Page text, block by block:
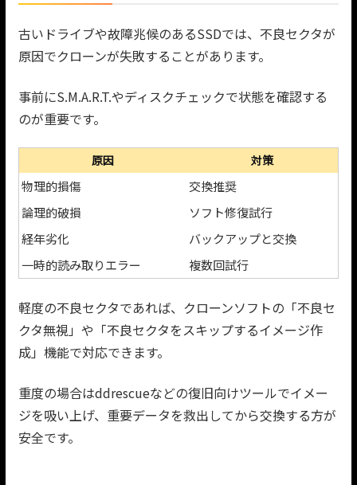
古いドライブや故障兆候のあるSSDでは、不良セクタが
原因でクローンが失敗することがあります。
事前にS.M.A.R.T.やディスクチェックで状態を確認する
のが重要です。
原因 対策
物理的損傷
交換推奨
論理的破損
ソフト修復試行
経年劣化
バックアップと交換
一時的読み取りエラー
複数回試行
軽度の不良セクタであれば、クローンソフトの「不良セ
クタ無視」や「不良セクタをスキップするイメージ作
成」機能で対応できます。
重度の場合はddrescueなどの復旧向けツールでイメー
ジを吸い上げ、重要データを救出してから交換する方が
安全です。